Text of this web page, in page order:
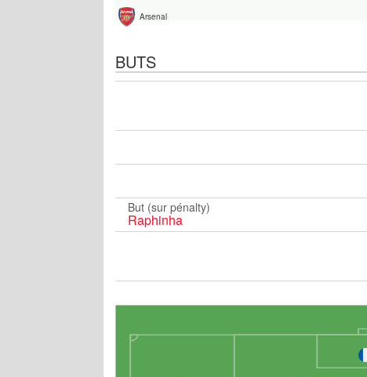
Arsenal
BUTS
But (sur pénalty)
Raphinha